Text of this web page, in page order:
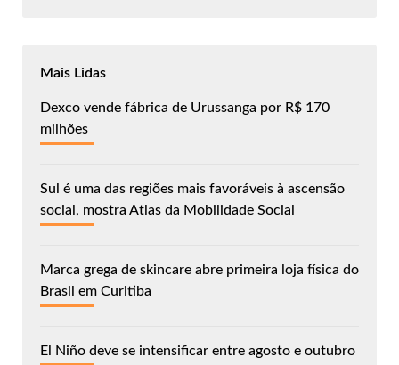
Mais Lidas
Dexco vende fábrica de Urussanga por R$ 170
milhões
Sul é uma das regiões mais favoráveis à ascensão
social, mostra Atlas da Mobilidade Social
Marca grega de skincare abre primeira loja física do
Brasil em Curitiba
El Niño deve se intensificar entre agosto e outubro